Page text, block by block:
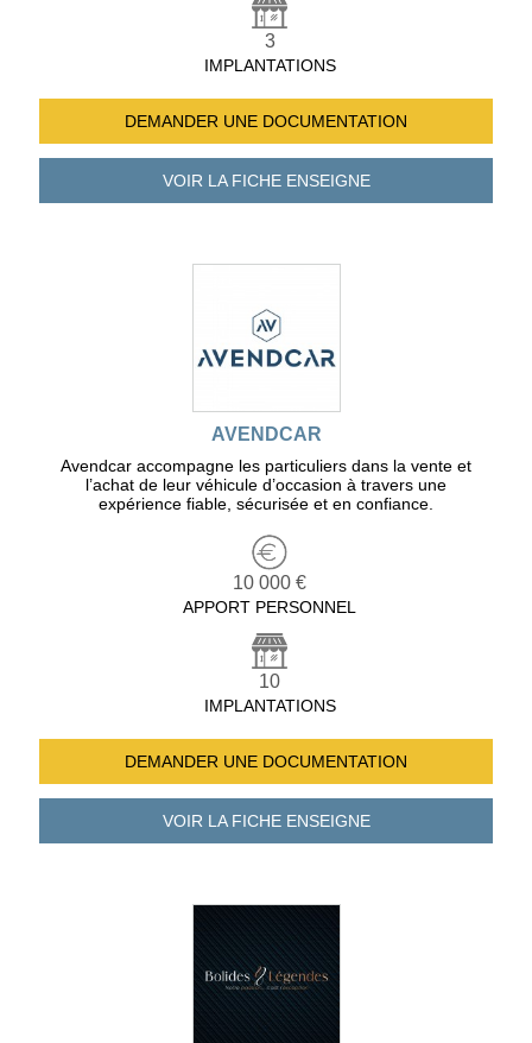
3
IMPLANTATIONS
DEMANDER UNE DOCUMENTATION
VOIR LA FICHEENSEIGNE
AVENDCAR
Avendcar accompagne les particuliers dans la vente et
l’achat de leur véhicule d’occasion à travers une
expérience fiable, sécurisée et en confiance.
10 000 €
APPORT PERSONNEL
10
IMPLANTATIONS
DEMANDER UNE DOCUMENTATION
VOIR LA FICHEENSEIGNE